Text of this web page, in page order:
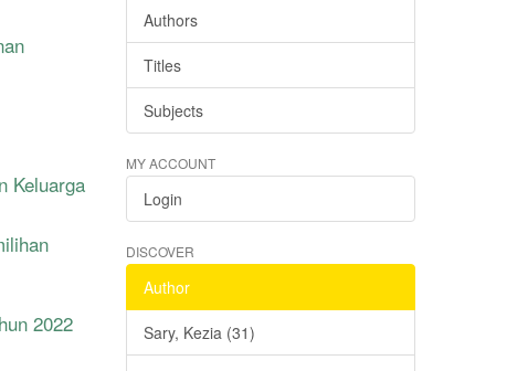
Keluarga
2022
Authors
Titles
Subjects
MY ACCOUNT
Login
DISCOVER
Author
Sary, Kezia (31)